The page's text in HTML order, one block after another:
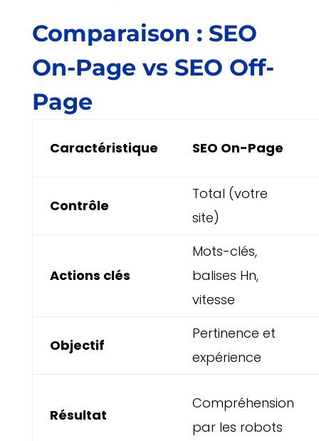
Comparaison : SEO
On-Page vs SEO Off-
Page
Caractéristique SEO On-Page
Contrôle
Total (votre
site)
Actions clés
Mots-clés,
balises Hn,
vitesse
Objectif
Pertinence et
expérience
Résultat
Compréhension
par les robots